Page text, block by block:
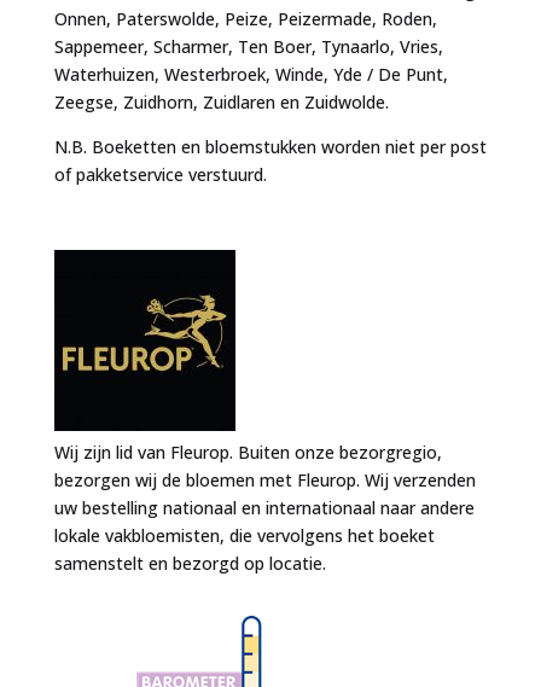
Onnen, Paterswolde, Peize, Peizermade, Roden,
Sappemeer, Scharmer, Ten Boer, Tynaarlo, Vries,
Waterhuizen, Westerbroek, Winde, Yde / De Punt,
Zeegse, Zuidhorn, Zuidlaren en Zuidwolde.
N.B. Boeketten en bloemstukken worden niet per post
of pakketservice verstuurd.
Wij zijn lid van Fleurop. Buiten onze bezorgregio,
bezorgen wij de bloemen met Fleurop. Wij verzenden
uw bestelling nationaal en internationaal naar andere
lokale vakbloemisten, die vervolgens het boeket
samenstelt en bezorgd op locatie.